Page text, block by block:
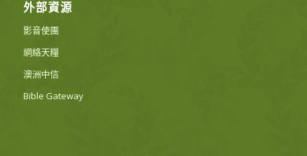
外部資源
影音使團
網絡天糧
澳洲中信
Bible Gateway